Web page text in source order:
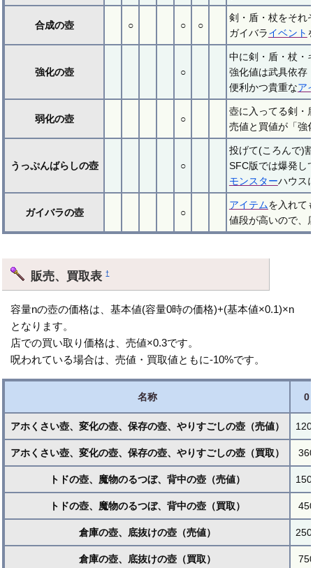
合成の壺 ○ ○ ○
剣・盾・杖をそれ
ガイバライベント
強化の壺 ○
中に剣・盾・杖・
強化値は武具依存
便利かつ貴重なア
弱化の壺 ○
壺に入ってる剣・
売値と買値が「強
うっぷんばらしの壺 ○
投げて(ころんで)
SFC版では爆発し
モンスターハウス
ガイバラの壺 ○
アイテムを入れて
値段が高いので、
販売、買取表†
容量nの壺の価格は、基本値(容量0時の価格)+(基本値×0.1)×n
となります。
店での買い取り価格は、売値×0.3です。
呪われている場合は、売値・買取値ともに-10%です。
名称 0
アホくさい壺、変化の壺、保存の壺、やりすごしの壺（売値）
アホくさい壺、変化の壺、保存の壺、やりすごしの壺（買取）
トドの壺、魔物のるつぼ、背中の壺（売値）
トドの壺、魔物のるつぼ、背中の壺（買取）
倉庫の壺、底抜けの壺（売値）
倉庫の壺、底抜けの壺（買取）